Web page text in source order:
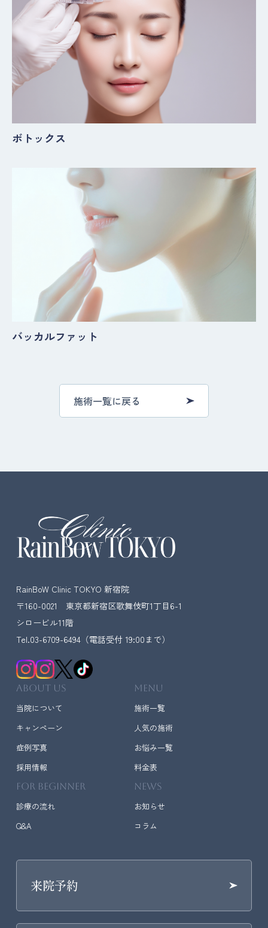
ボトックス
バッカルファット
施術一覧に戻る
RainBoW Clinic TOKYO 新宿院
〒160-0021 東京都新宿区歌舞伎町1丁目6-1
シロービル11階
Tel.03-6709-6494（電話受付 19:00まで）
ABOUT US
当院について
キャンペーン
症例写真
採用情報
MENU
施術一覧
人気の施術
お悩み一覧
料金表
FOR BEGINNER
診療の流れ
Q&A
NEWS
お知らせ
コラム
来院予約